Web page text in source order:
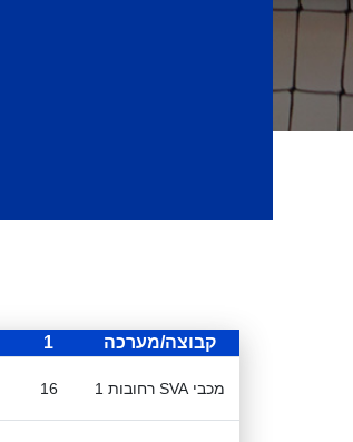
קבוצה/מערכה 1
מכבי SVA רחובות 1 16